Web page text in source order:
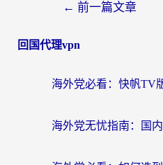
← 前一篇文章
回国代理vpn